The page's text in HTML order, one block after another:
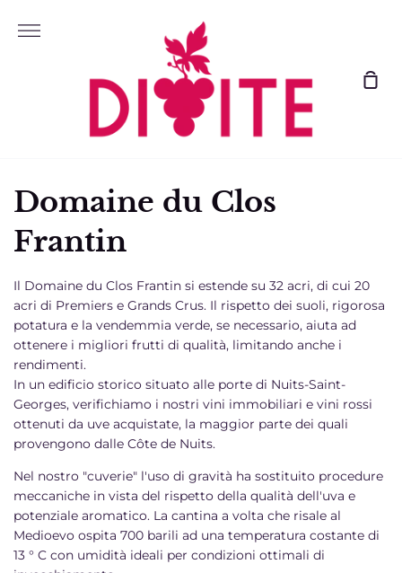
Più
Domaine du Clos
Frantin
Il Domaine du Clos Frantin si estende su 32 acri, di cui 20
acri di Premiers e Grands Crus. Il rispetto dei suoli, rigorosa
potatura e la vendemmia verde, se necessario, aiuta ad
ottenere i migliori frutti di qualità, limitando anche i
rendimenti.
In un edificio storico situato alle porte di Nuits-Saint-
Georges, verifichiamo i nostri vini immobiliari e vini rossi
ottenuti da uve acquistate, la maggior parte dei quali
provengono dalle Côte de Nuits.
Nel nostro "cuverie" l'uso di gravità ha sostituito procedure
meccaniche in vista del rispetto della qualità dell'uva e
potenziale aromatico. La cantina a volta che risale al
Medioevo ospita 700 barili ad una temperatura costante di
13 ° C con umidità ideali per condizioni ottimali di